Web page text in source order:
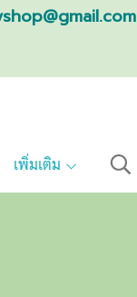
เพิ่มเติม